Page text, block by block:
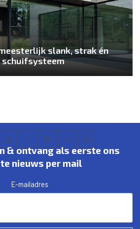
slank, strak én
schuifsysteem
& ontvang als eerste ons
nieuws per mail
E-mailadres